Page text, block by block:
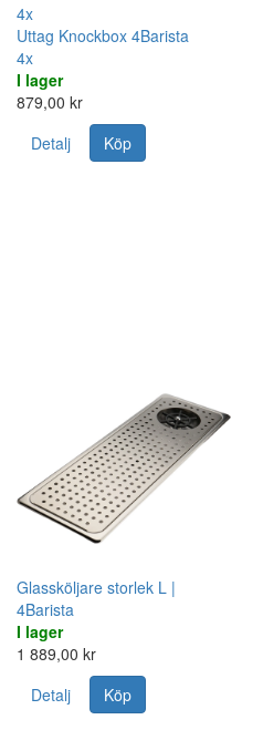
4x
Uttag Knockbox 4Barista
4x
I lager
879,00 kr
Detalj
Köp
Glassköljare storlek L |
4Barista
I lager
1 889,00 kr
Detalj
Köp